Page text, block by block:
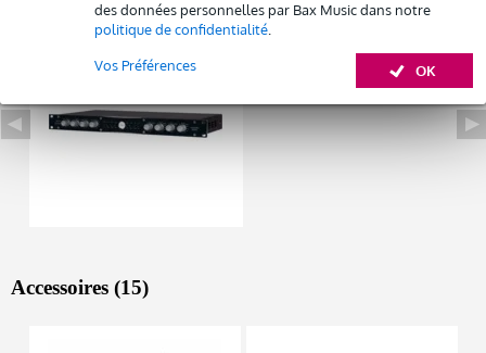
des données personnelles par Bax Music dans notre
politique de confidentialité
OK
Vos Préférences
Accessoires (15)